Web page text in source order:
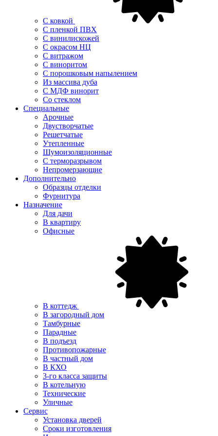
С ковкой
С пленкой ПВХ
С винилискожей
С окрасом НЦ
С витражом
С виноритом
С порошковым напылением
Из массива дуба
С МДФ винорит
Со стеклом
Специальные
Арочные
Двустворчатые
Решетчатые
Утепленные
Шумоизоляционные
С терморазрывом
Непромерзающие
Дополнительно
Образцы отделки
Фурнитура
Назначение
Для дачи
В квартиру
Офисные
В коттедж
В загородный дом
Тамбурные
Парадные
В подъезд
Противопожарные
В частный дом
В КХО
3-го класса защиты
В котельную
Технические
Уличные
Сервис
Установка дверей
Сроки изготовления